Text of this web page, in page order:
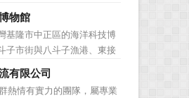
溫數據，建議挑選至少6hr
蓋種類 一鍵開蓋v.s.旋轉開
則必須...
物館
基隆市中正區的海洋科技博
子市街與八斗子漁港、東接
2線及台鐵深澳線經過，
境廳」、「海洋科學廳」等
有限公司
熱情有實力的團隊，屬專業